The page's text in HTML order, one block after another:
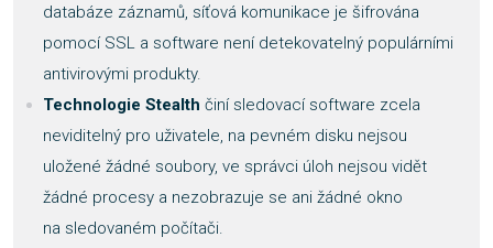
databáze záznamů, síťová komunikace je šifrována
pomocí SSL a software není detekovatelný populárními
antivirovými produkty.
Technologie Stealth činí sledovací software zcela
neviditelný pro uživatele, na pevném disku nejsou
uložené žádné soubory, ve správci úloh nejsou vidět
žádné procesy a nezobrazuje se ani žádné okno
na sledovaném počítači.